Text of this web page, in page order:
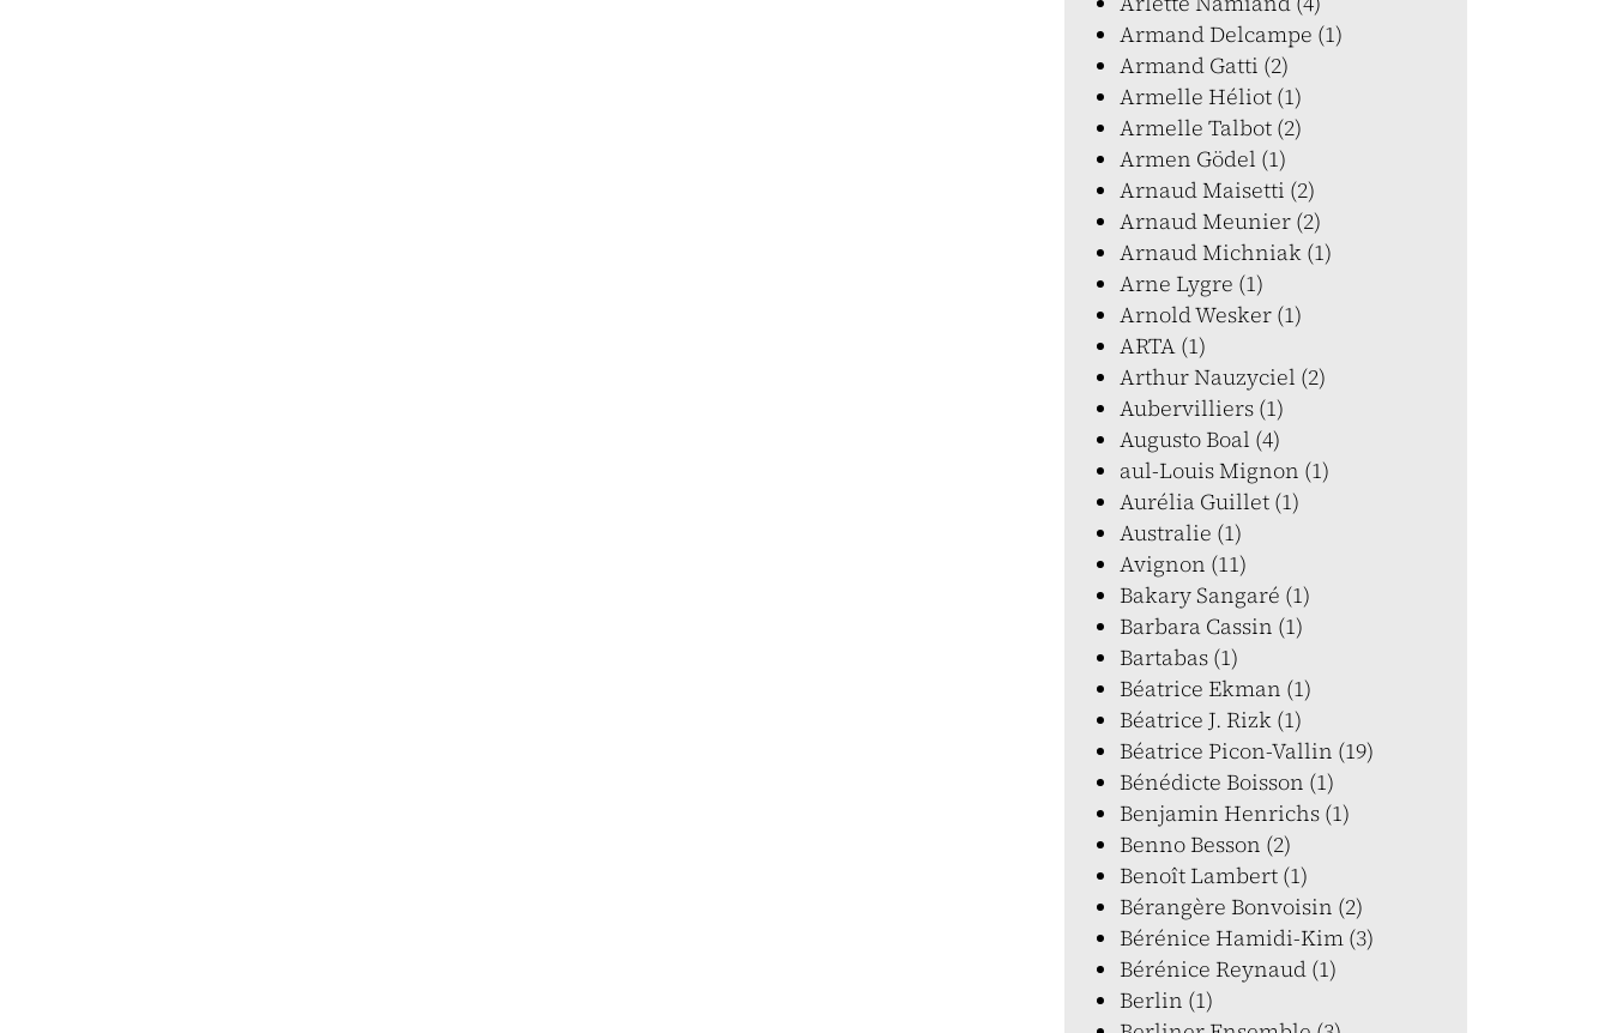
Armand Delcampe (1)
Armand Gatti (2)
Armelle Héliot (1)
Armelle Talbot (2)
Armen Gödel (1)
Arnaud Maisetti (2)
Arnaud Meunier (2)
Arnaud Michniak (1)
Arne Lygre (1)
Arnold Wesker (1)
ARTA (1)
Arthur Nauzyciel (2)
Aubervilliers (1)
Augusto Boal (4)
aul-Louis Mignon (1)
Aurélia Guillet (1)
Australie (1)
Avignon (11)
Bakary Sangaré (1)
Barbara Cassin (1)
Bartabas (1)
Béatrice Ekman (1)
Béatrice J. Rizk (1)
Béatrice Picon-Vallin (19)
Bénédicte Boisson (1)
Benjamin Henrichs (1)
Benno Besson (2)
Benoît Lambert (1)
Bérangère Bonvoisin (2)
Bérénice Hamidi-Kim (3)
Bérénice Reynaud (1)
Berlin (1)